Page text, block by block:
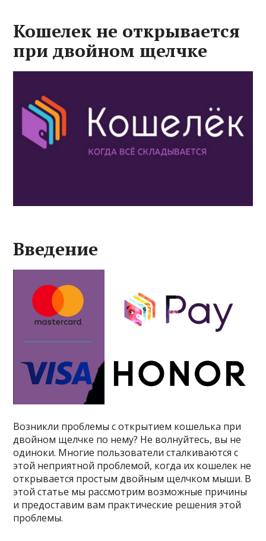
Кошелек не открывается
при двойном щелчке
Введение
Возникли проблемы с открытием кошелька при
двойном щелчке по нему? Не волнуйтесь, вы не
одиноки. Многие пользователи сталкиваются с
этой неприятной проблемой, когда их кошелек не
открывается простым двойным щелчком мыши. В
этой статье мы рассмотрим возможные причины
и предоставим вам практические решения этой
проблемы.